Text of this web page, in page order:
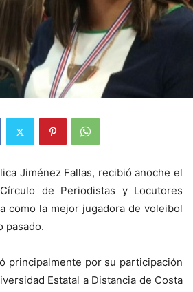
Jiménez Fallas, recibió anoche el
de Periodistas y Locutores
como la mejor jugadora de voleibol
pasado.
principalmente por su participación
Estatal a Distancia de Costa